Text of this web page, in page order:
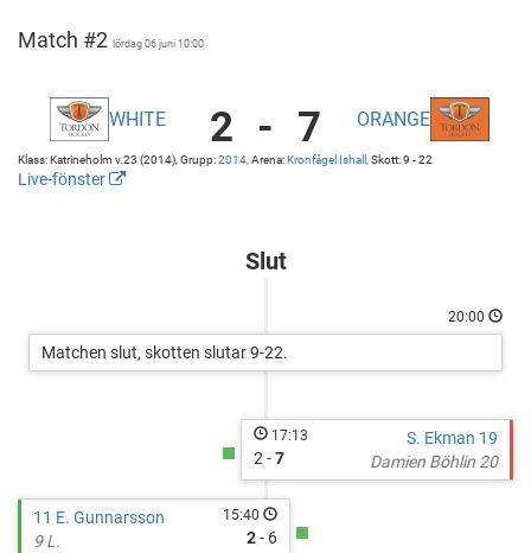
Match #2 lördag 06 juni 10:00
Tordön
Hockey
-
Kronfågel
Ishall
Kronfågel
WHITE 2 - 7 ORANGE
Klass: Katrineholm v.23 (2014), Grupp:2014, Arena:Kronfågel Ishall, Skott: 9 - 22
Live-fönster
Slut
20:00
Matchen slut, skotten slutar 9-22.
S. Ekman 19
Damien Böhlin 20
17:13
2 -7
11 E. Gunnarsson
9 L.
15:40
2- 6